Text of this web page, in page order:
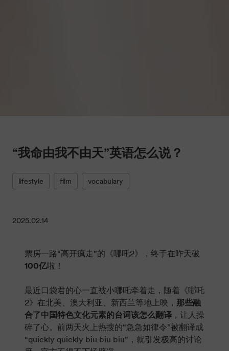
“我命由我不由天”英语怎么说？
lifestyle film vocabulary
2025.02.14
票房一路“高开疯走”的《哪吒2》，终于在昨天破
100亿啦！
最近口袋君的心一直被小哪吒牵着走，随着《哪吒
2》在北美、澳大利亚、新西兰等地上映， 那些融
合了中国特色文化元素的台词该怎么翻译 ，让人操
碎了心。前两天火上热搜的“急急如律令”被翻译成
“quickly quickly biu biu biu”，就引发极高的讨论